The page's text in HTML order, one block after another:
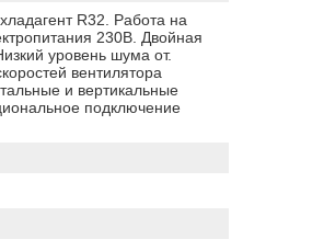
R32. Работа на
230В. Двойная
уровень шума от.
вентилятора
и вертикальные
подключение